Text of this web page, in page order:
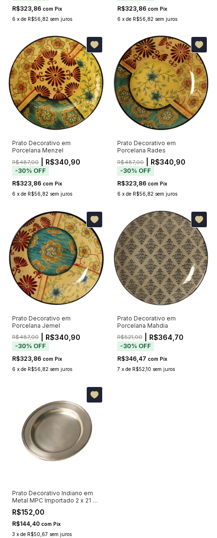
R$323,86 com Pix
6 x de R$56,82 sem juros
R$323,86 com Pix
6 x de R$56,82 sem juros
Prato Decorativo em
Porcelana Menzel
R$487,00 | R$340,90
-30% OFF
R$323,86 com Pix
6 x de R$56,82 sem juros
Prato Decorativo em
Porcelana Rades
R$487,00| R$340,90
-30% OFF
R$323,86 com Pix
6 x de R$56,82 sem juros
Prato Decorativo em
Porcelana Jemel
R$487,00 | R$340,90
-30% OFF
R$323,86 com Pix
6 x de R$56,82 sem juros
Prato Decorativo em
Porcelana Mahdia
R$521,00| R$364,70
-30% OFF
R$346,47 com Pix
7 x de R$52,10 sem juros
Prato Decorativo Indiano em
Metal MPC Importado 2 x 21 x
21cm
R$152,00
R$144,40 com Pix
3 x de R$50,67 sem juros